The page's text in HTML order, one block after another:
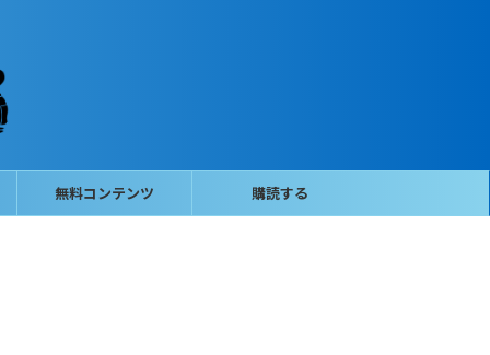
無料コンテンツ 購読する